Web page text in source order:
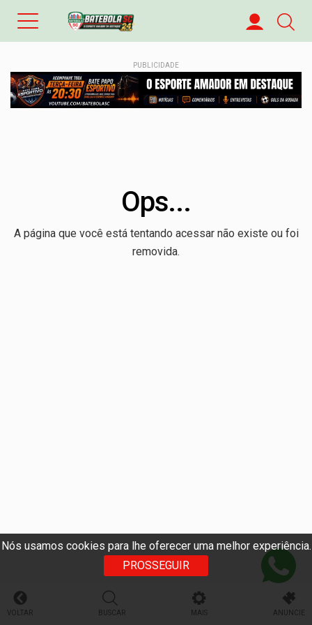
Nós usamos cookies para lhe oferecer uma melhor experiência.
PROSSEGUIR
PUBLICIDADE
Ops...
A página que você está tentando acessar não existe ou foi
removida.
VOLTAR BUSCAR MAIS ANUNCIE